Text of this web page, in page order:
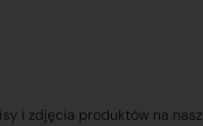
i zdjęcia produktów na